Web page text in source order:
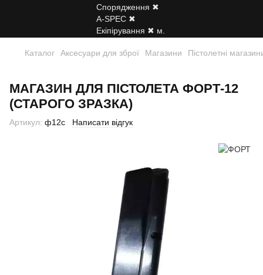
Каталог Аксесуари для зброї Магазини Пістолетні
МАГАЗИН ДЛЯ ПІСТОЛЕТА ФОРТ-12
(СТАРОГО ЗРАЗКА)
Артикул: ф12с Написати відгук